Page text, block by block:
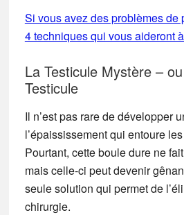
Si vous avez des problèmes de
4 techniques qui vous aideront
La Testicule Mystère –
Testicule
Il n’est pas rare de développer
l’épaississement qui entoure
Pourtant, cette boule dure ne
mais celle-ci peut devenir
seule solution qui permet de
chirurgie.